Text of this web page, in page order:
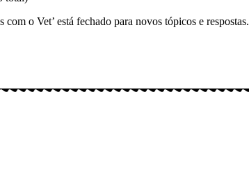
com o Vet’ está fechado para novos tópicos e respostas.